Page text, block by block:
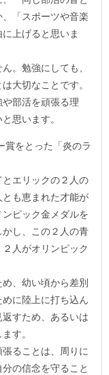
「スポーツや音楽
上げると思いま
。勉強にしても、
大切なことです。
部活を頑張る理
思います。
賞をとった「炎のラ
エリックの２人の
も恵まれた才能が
ピック金メダルを
し、この２人の青
人がオリンピック
、幼い頃から差別
に陸上に打ち込ん
すため、あるいは
す。
ることは、周りに
の信念を守ること